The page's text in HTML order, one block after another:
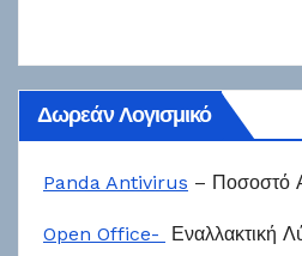
Δωρεάν Λογισμικό
Panda Antivirus – Ποσοστό
Open Office-
Εναλλακτική